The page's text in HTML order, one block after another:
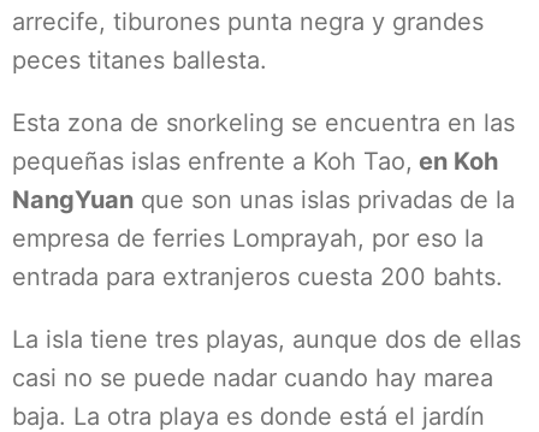
arrecife, tiburones punta negra y grandes
peces titanes ballesta.
Esta zona de snorkeling se encuentra en las
pequeñas islas enfrente a Koh Tao, en Koh
NangYuan que son unas islas privadas de la
empresa de ferries Lomprayah, por eso la
entrada para extranjeros cuesta 200 bahts.
La isla tiene tres playas, aunque dos de ellas
casi no se puede nadar cuando hay marea
baja. La otra playa es donde está el jardín